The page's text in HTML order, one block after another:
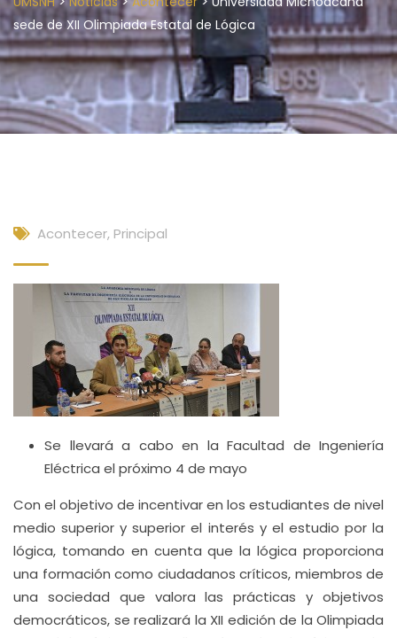
sede de XII Olimpiada Estatal de Lógica
Acontecer, Principal
Se llevará a cabo en la Facultad de Ingeniería
Eléctrica el próximo 4 de mayo
Con el objetivo de incentivar en los estudiantes de nivel
medio superior y superior el interés y el estudio por la
lógica, tomando en cuenta que la lógica proporciona
una formación como ciudadanos críticos, miembros de
una sociedad que valora las prácticas y objetivos
democráticos, se realizará la XII edición de la Olimpiada